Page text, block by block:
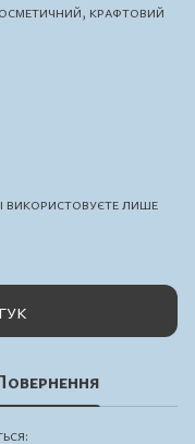
крафтовий
використовуєте лише